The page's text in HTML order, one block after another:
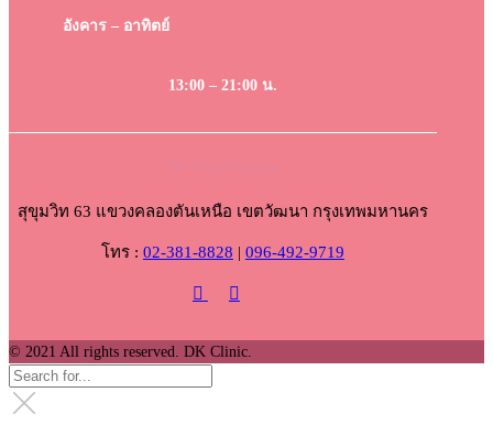
อังคาร – อาทิตย์
13:00 – 21:00 น.
สุขุมวิท 63 แขวงคลองตันเหนือ เขตวัฒนา กรุงเทพมหานคร
โทร : 02-381-8828 | 096-492-9719
© 2021 All rights reserved. DK Clinic.